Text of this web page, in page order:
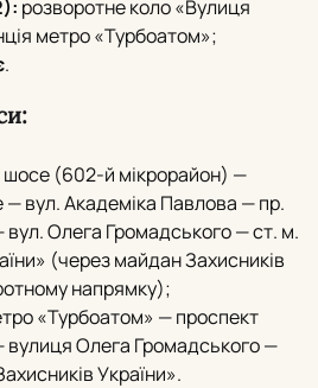
розворотне коло «Вулиця
метро «Турбоатом»;
.
шосе (602-й мікрорайон) —
— вул.Академіка Павлова — пр.
вул.Олега Громадського — ст. м.
(через майдан Захисників
напрямку);
«Турбоатом» — проспект
вулиця Олега Громадського —
України».